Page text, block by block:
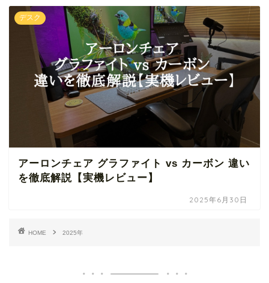
デスク
アーロンチェア グラファイト vs カーボン 違い
を徹底解説【実機レビュー】
2025年6月30日
HOME 2025年